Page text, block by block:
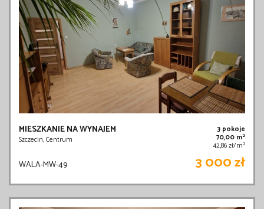
MIESZKANIE NA WYNAJEM
Szczecin, Centrum
3 pokoje
70,00 m2
42,86 zł/m2
WALA-MW-49 3 000 zł